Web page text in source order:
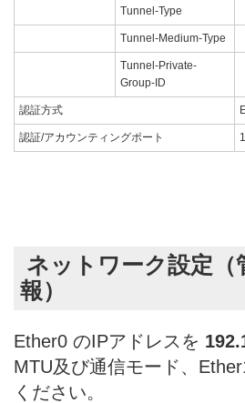
Tunnel-Type
Tunnel-Medium-Type
Tunnel-Private-
Group-ID
認証方式
認証/アカウンティングポート
ネットワーク設定（
報）
Ether0 のIPアドレスを
MTU及び通信モード、
ください。